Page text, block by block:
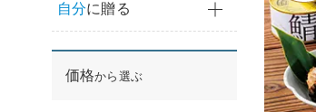
自分に贈る
価格から選ぶ